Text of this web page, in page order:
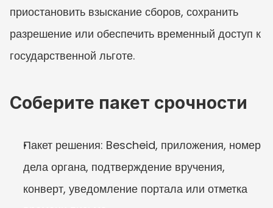
приостановить взыскание сборов, сохранить
разрешение или обеспечить временный доступ к
государственной льготе.
Соберите пакет срочности
Пакет решения: Bescheid, приложения, номер
дела органа, подтверждение вручения,
конверт, уведомление портала или отметка